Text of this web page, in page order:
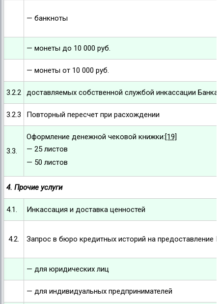
— банкноты
— монеты до 10 000 руб.
— монеты от 10 000 руб.
3.2.2 доставляемых собственной службой инкассации Банка
3.2.3 Повторный пересчет при расхождении
3.3.
Оформление денежной чековой книжки:[19]
— 25 листов
— 50 листов
4. Прочие услуги
4.1. Инкассация и доставка ценностей
4.2. Запрос в бюро кредитных историй на предоставление
— для юридических лиц
— для индивидуальных предпринимателей